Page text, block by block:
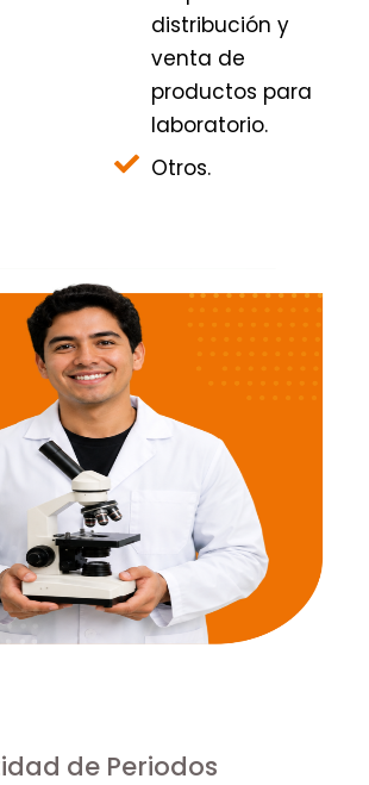
distribución y
venta de
productos para
laboratorio.
Otros.
de Periodos